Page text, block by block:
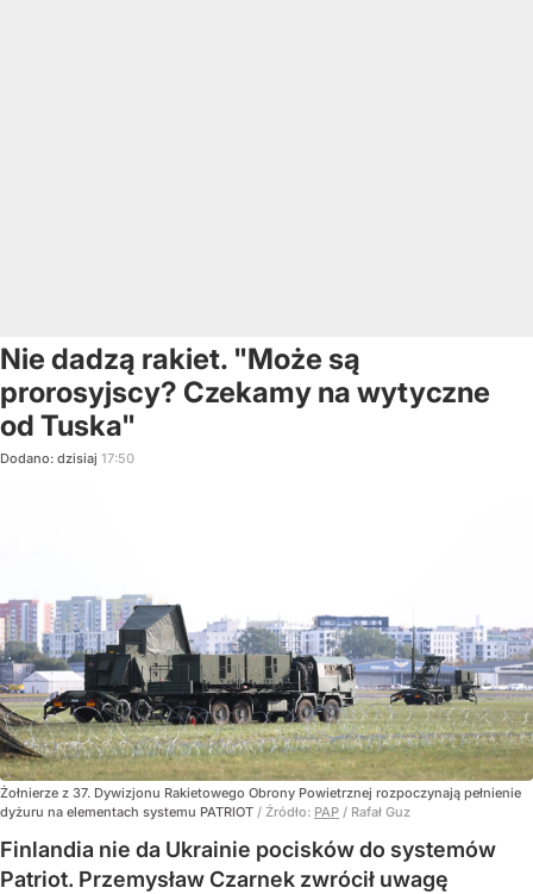
Nie dadzą rakiet. "Może są
prorosyjscy? Czekamy na wytyczne
od Tuska"
Dodano: dzisiaj 17:50
Żołnierze z 37. Dywizjonu Rakietowego Obrony Powietrznej rozpoczynają pełnienie
dyżuru na elementach systemu PATRIOT / Źródło: PAP / Rafał Guz
Finlandia nie da Ukrainie pocisków do systemów
Patriot. Przemysław Czarnek zwrócił uwagę